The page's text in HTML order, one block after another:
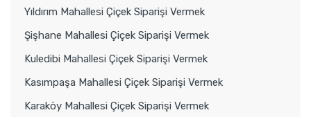
Yıldırım Mahallesi Çiçek Siparişi Vermek
Şişhane Mahallesi Çiçek Siparişi Vermek
Kuledibi Mahallesi Çiçek Siparişi Vermek
Kasımpaşa Mahallesi Çiçek Siparişi Vermek
Karaköy Mahallesi Çiçek Siparişi Vermek